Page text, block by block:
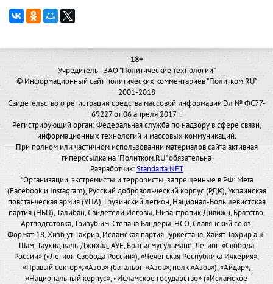
18+
Учредитель - ЗАО "Политические технологии"
© Информационный сайт политических комментариев "Политком.RU"
2001-2018
Свидетельство о регистрации средства массовой информации Эл № ФС77-
69227 от 06 апреля 2017 г.
Регистрирующий орган: Федеральная служба по надзору в сфере связи,
информационных технологий и массовых коммуникаций.
При полном или частичном использовании материалов сайта активная
гиперссылка на "Политком.RU" обязательна
Разработчик:Standarta.NET
*Организации, экстремисты и террористы, запрещенные в РФ: Meta
(Facebook и Instagram), Русский добровольческий корпус (РДК), Украинская
повстанческая армия (УПА), Грузинский легион, Национал-Большевистская
партия (НБП), Талибан, Свидетели Иеговы, Мизантропик Дивижн, Братство,
Артподготовка, Тризуб им. Степана Бандеры, НСО, Славянский союз,
Формат-18, Хизб ут-Тахрир, Исламская партия Туркестана, Хайят Тахрир аш-
Шам, Таухид валь-Джихад, АУЕ, Братья мусульмане, Легион «Свобода
России» («Легион Свобода России»), «Чеченская Республика Ичкерия»,
«Правый сектор», «Азов» (батальон «Азов», полк «Азов»), «Айдар»,
«Национальный корпус», «Исламское государство» («Исламское